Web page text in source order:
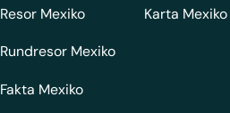
Resor Mexiko
Rundresor Mexiko
Fakta Mexiko
Karta Mexiko